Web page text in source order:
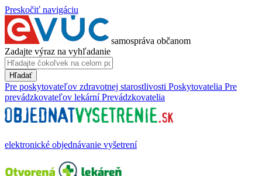
Preskočiť navigáciu
samospráva občanom
Zadajte výraz na vyhľadanie
Hľadať
Pre poskytovateľov zdravotnej starostlivosti Poskytovatelia Pre
prevádzkovateľov lekární Prevádzkovatelia
elektronické objednávanie vyšetrení